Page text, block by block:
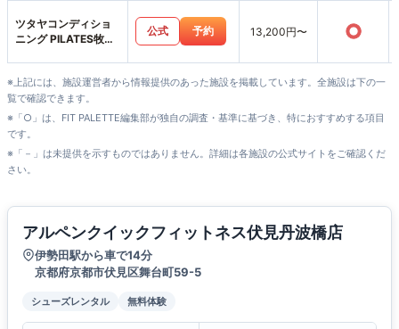
ツタヤコンディショ
ニング PILATES牧野
公式 予約 13,200円〜 ○
※上記には、施設運営者から情報提供のあった施設を掲載しています。全施設は下の一
覧で確認できます。
※「○」は、FIT PALETTE編集部が独自の調査・基準に基づき、特におすすめする項目
です。
※「－」は未提供を示すものではありません。詳細は各施設の公式サイトをご確認くだ
さい。
アルペンクイックフィットネス伏見丹波橋店
伊勢田駅から車で14分
京都府京都市伏見区舞台町59-5
シューズレンタル 無料体験